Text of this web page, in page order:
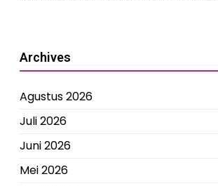
Archives
Agustus 2026
Juli 2026
Juni 2026
Mei 2026